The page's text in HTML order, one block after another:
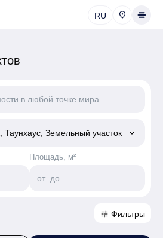
RU
Земельный участок keyboard_arrow_down
Площадь, м²
от–до
tune Фильтры